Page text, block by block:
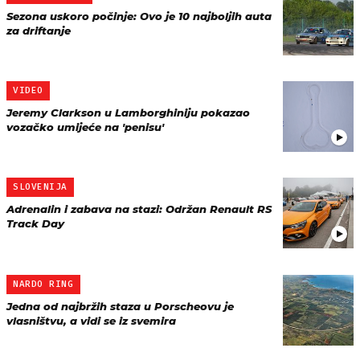
Sezona uskoro počinje: Ovo je 10 najboljih auta
za driftanje
VIDEO
Jeremy Clarkson u Lamborghiniju pokazao
vozačko umijeće na 'penisu'
SLOVENIJA
Adrenalin i zabava na stazi: Održan Renault RS
Track Day
NARDO RING
Jedna od najbržih staza u Porscheovu je
vlasništvu, a vidi se iz svemira